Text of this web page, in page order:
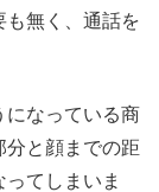
も無く、通話を
になっている商
分と顔までの距
てしまいま